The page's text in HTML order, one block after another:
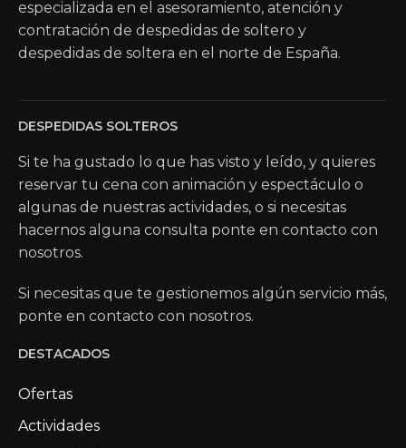
especializada en el asesoramiento, atención y
contratación de despedidas de soltero y
despedidas de soltera en el norte de España.
DESPEDIDAS SOLTEROS
Si te ha gustado lo que has visto y leído, y quieres
reservar tu cena con animación y espectáculo o
algunas de nuestras actividades, o si necesitas
hacernos alguna consulta ponte en contacto con
nosotros.
Si necesitas que te gestionemos algún servicio más,
ponte en contacto con nosotros.
DESTACADOS
Ofertas
Actividades